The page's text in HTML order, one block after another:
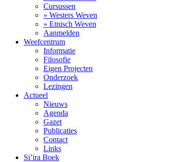
Cursussen
» Westers Weven
» Etnisch Weven
Aanmelden
Weefcentrum
Informatie
Filosofie
Eigen Projecten
Onderzoek
Lezingen
Actueel
Nieuws
Agenda
Gazet
Publicaties
Contact
Links
Si’ira Boek